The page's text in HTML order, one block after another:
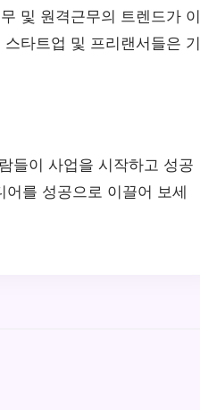
및 원격근무의 트렌드가 이
타트업 및 프리랜서들은 기
들이 사업을 시작하고 성공
를 성공으로 이끌어 보세